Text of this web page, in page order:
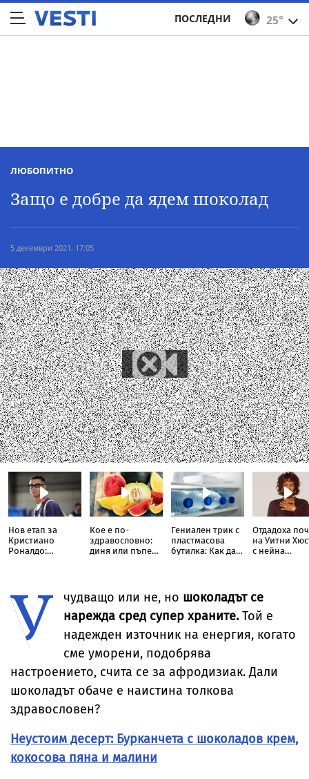
25°
ПОСЛЕДНИ
ЛЮБОПИТНО
Защо е добре да ядем шоколад
5 декември 2021, 17:05
Нов етап за
Кристиано
Роналдо:
ТВ сериал
Кое е по-
здравословно:
диня или пъпеш?
Гениален трик с
пластмасова
бутилка: Как да
Отдадоха
на Уитни
с нейна
У чудващо или не, но шоколадът се
нарежда сред супер храните.Той е
надежден източник на енергия, когато
сме уморени, подобрява
настроението, счита се за афродизиак. Дали
шоколадът обаче е наистина толкова
здравословен?
Неустоим десерт: Бурканчета с шоколадов крем,
кокосова пяна и малини